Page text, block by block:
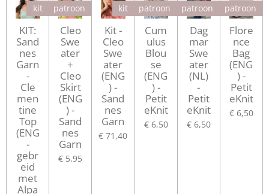
kit
KIT:
Sand
nes
Garn
-
Cle
men
tine
Top
(ENG
-
gebr
eid
met
Alpa
patroon
Cleo
Swe
ater
+
Cleo
Skirt
(ENG
) -
Sand
nes
Garn
€ 5,95
kit
Kit -
Cleo
Swe
ater
(ENG
) -
Sand
nes
Garn
€ 71,40
patroon
Cum
ulus
Blou
se
(ENG
) -
Petit
eKnit
€ 6,50
patroon
Dag
mar
Swe
ater
(NL)
-
Petit
eKnit
€ 6,50
patroon
Flore
nce
Bag
(ENG
) -
Petit
eKnit
€ 6,50